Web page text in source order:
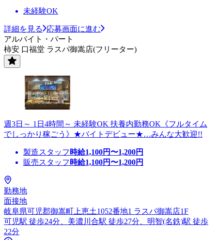
未経験OK
詳細を見る
応募画面に進む
アルバイト・パート
柿安 口福堂 ラスパ御嵩店(フリーター)
週3日～ 1日4時間～ 未経験OK 扶養内勤務OK《フルタイム
でしっかり稼ごう》★バイトデビュー★…みんな大歓迎!!
製造スタッフ 時給1,100円〜1,200円
販売スタッフ 時給1,100円〜1,200円
勤務地
面接地
岐阜県可児郡御嵩町上恵土1052番地1 ラスパ御嵩店1F
可児駅 徒歩24分、美濃川合駅 徒歩27分、明智(名鉄)駅 徒歩
22分